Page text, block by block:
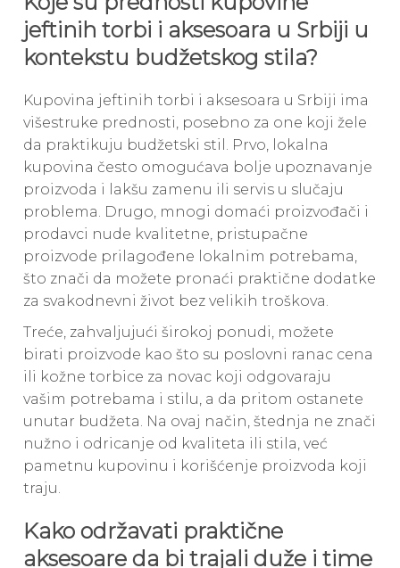
jeftinih torbi i aksesoara u Srbiji u
kontekstu budžetskog stila?
Kupovina jeftinih torbi i aksesoara u Srbiji ima
višestruke prednosti, posebno za one koji žele
da praktikuju budžetski stil. Prvo, lokalna
kupovina često omogućava bolje upoznavanje
proizvoda i lakšu zamenu ili servis u slučaju
problema. Drugo, mnogi domaći proizvođači i
prodavci nude kvalitetne, pristupačne
proizvode prilagođene lokalnim potrebama,
što znači da možete pronaći praktične dodatke
za svakodnevni život bez velikih troškova.
Treće, zahvaljujući širokoj ponudi, možete
birati proizvode kao što su poslovni ranac cena
ili kožne torbice za novac koji odgovaraju
vašim potrebama i stilu, a da pritom ostanete
unutar budžeta. Na ovaj način, štednja ne znači
nužno i odricanje od kvaliteta ili stila, već
pametnu kupovinu i korišćenje proizvoda koji
traju.
Kako održavati praktične
aksesoare da bi trajali duže i time